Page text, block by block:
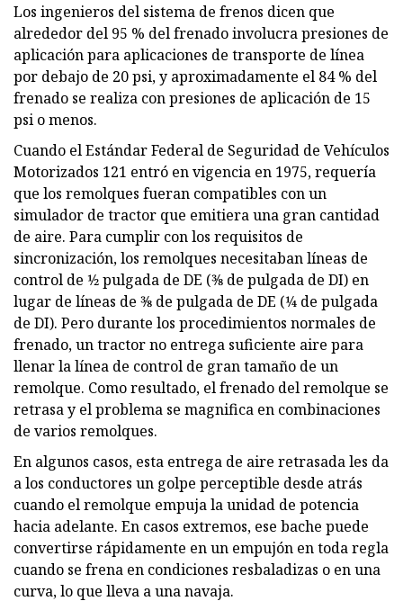
Los ingenieros del sistema de frenos dicen que
alrededor del 95 % del frenado involucra presiones de
aplicación para aplicaciones de transporte de línea
por debajo de 20 psi, y aproximadamente el 84 % del
frenado se realiza con presiones de aplicación de 15
psi o menos.
Cuando el Estándar Federal de Seguridad de Vehículos
Motorizados 121 entró en vigencia en 1975, requería
que los remolques fueran compatibles con un
simulador de tractor que emitiera una gran cantidad
de aire. Para cumplir con los requisitos de
sincronización, los remolques necesitaban líneas de
control de 1⁄2 pulgada de DE (3⁄8 de pulgada de DI) en
lugar de líneas de 3⁄8 de pulgada de DE (1⁄4 de pulgada
de DI). Pero durante los procedimientos normales de
frenado, un tractor no entrega suficiente aire para
llenar la línea de control de gran tamaño de un
remolque. Como resultado, el frenado del remolque se
retrasa y el problema se magnifica en combinaciones
de varios remolques.
En algunos casos, esta entrega de aire retrasada les da
a los conductores un golpe perceptible desde atrás
cuando el remolque empuja la unidad de potencia
hacia adelante. En casos extremos, ese bache puede
convertirse rápidamente en un empujón en toda regla
cuando se frena en condiciones resbaladizas o en una
curva, lo que lleva a una navaja.